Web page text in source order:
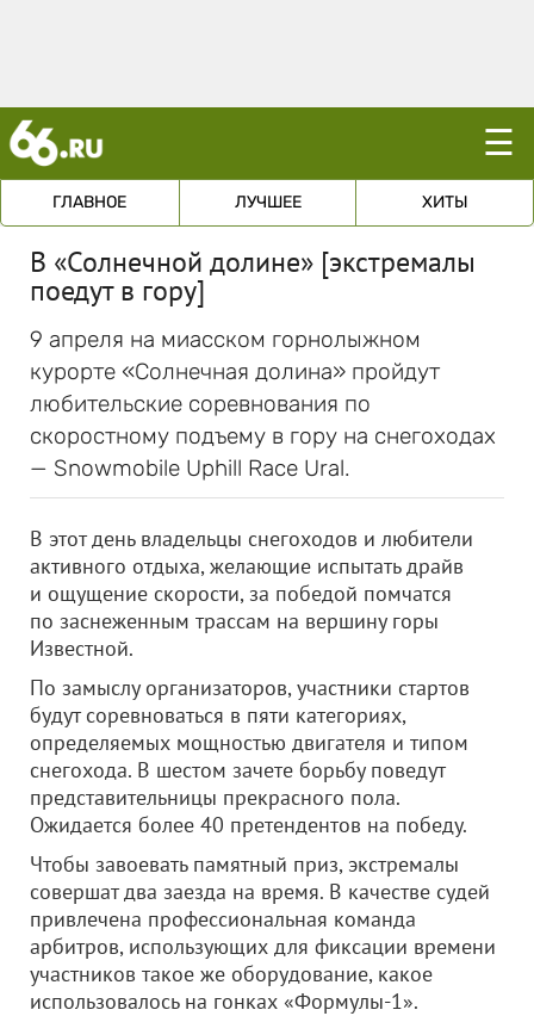
☰
ГЛАВНОЕ ЛУЧШЕЕ ХИТЫ
В «Солнечной долине» [экстремалы
поедут в гору]
9 апреля на миасском горнолыжном
курорте «Солнечная долина» пройдут
любительские соревнования по
скоростному подъему в гору на снегоходах
— Snowmobile Uphill Race Ural.
В этот день владельцы снегоходов и любители
активного отдыха, желающие испытать драйв
и ощущение скорости, за победой помчатся
по заснеженным трассам на вершину горы
Известной.
По замыслу организаторов, участники стартов
будут соревноваться в пяти категориях,
определяемых мощностью двигателя и типом
снегохода. В шестом зачете борьбу поведут
представительницы прекрасного пола.
Ожидается более 40 претендентов на победу.
Чтобы завоевать памятный приз, экстремалы
совершат два заезда на время. В качестве судей
привлечена профессиональная команда
арбитров, использующих для фиксации времени
участников такое же оборудование, какое
использовалось на гонках «Формулы-1».